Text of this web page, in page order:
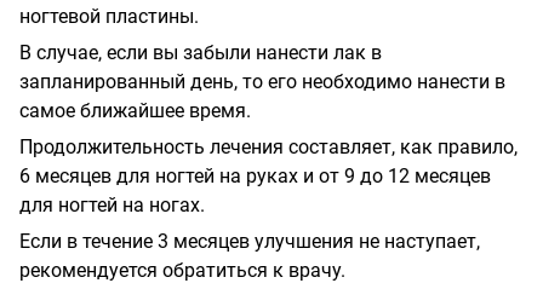
ногтевой пластины.
В случае, если вы забыли нанести лак в
запланированный день, то его необходимо нанести в
самое ближайшее время.
Продолжительность лечения составляет, как правило,
6 месяцев для ногтей на руках и от 9 до 12 месяцев
для ногтей на ногах.
Если в течение 3 месяцев улучшения не наступает,
рекомендуется обратиться к врачу.